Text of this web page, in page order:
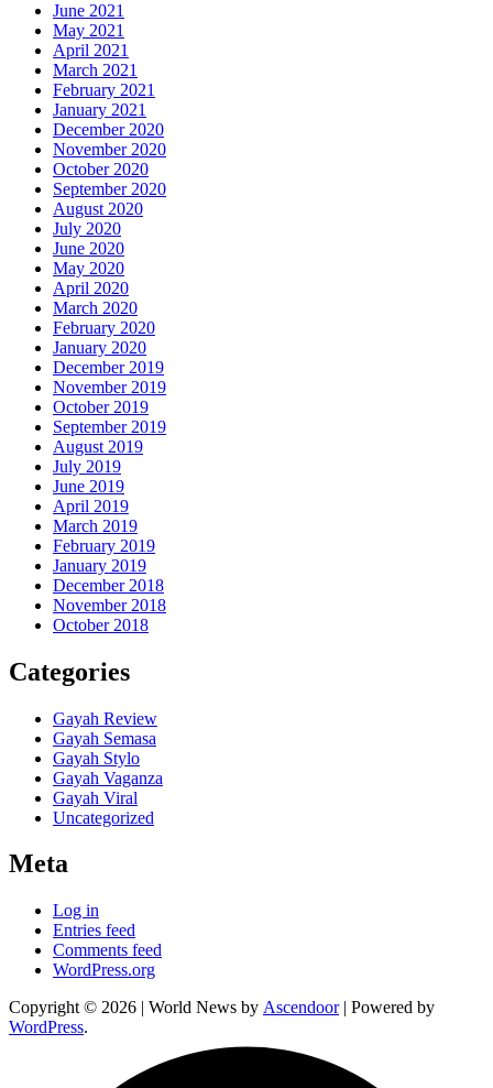
June 2021
May 2021
April 2021
March 2021
February 2021
January 2021
December 2020
November 2020
October 2020
September 2020
August 2020
July 2020
June 2020
May 2020
April 2020
March 2020
February 2020
January 2020
December 2019
November 2019
October 2019
September 2019
August 2019
July 2019
June 2019
April 2019
March 2019
February 2019
January 2019
December 2018
November 2018
October 2018
Categories
Gayah Review
Gayah Semasa
Gayah Stylo
Gayah Vaganza
Gayah Viral
Uncategorized
Meta
Log in
Entries feed
Comments feed
WordPress.org
Copyright © 2026 | World News by Ascendoor| Powered by
WordPress.